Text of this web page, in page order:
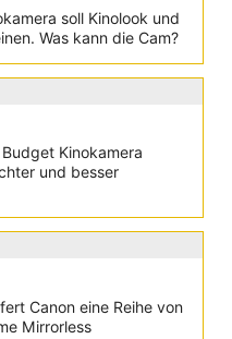
soll Kinolook und
Was kann die Cam?
Kinokamera
und besser
Canon eine Reihe von
Mirrorless